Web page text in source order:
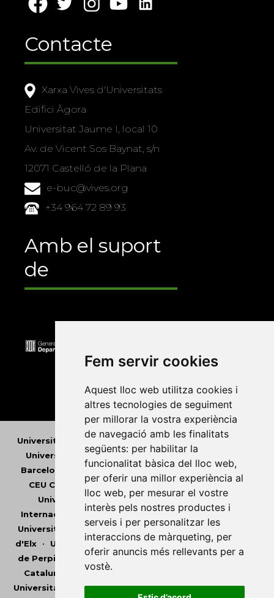
Fem servir cookies
Aquest lloc web utilitza cookies i
altres tecnologies de seguiment
per millorar la vostra experiència
de navegació amb les finalitats
següents: per habilitar la
funcionalitat bàsica del lloc web,
per oferir una millor experiència al
lloc web, per mesurar el vostre
interès pels nostres productes i
serveis i per personalitzar les
interaccions de màrqueting, per
oferir anuncis més rellevants per a
vostè.
Contacte
Xarxa Vives d'Universitats
Edifici Àgora
Universitat Jaume I, local 10
Av. de Vicent Sos Baynat, s/n
12071 Castelló de la Plana
e-buc@vives.org
+34 964 72 89 93
Amb el suport
de
Universitat Abat Oliba CEU • Universitat d'Alacant
Universitat d'Andorra•Universitat Autònoma de
Barcelona
Universitat de Barcelona •
CEU Cardenal Herrera•Universitat de Girona
Universitat de les Illes Balears•Universitat
Internacional de Catalunya•Universitat Jaume I
Universitat de Lleida•Universitat Miguel Hernández
d'Elx•Universitat Oberta de Catalunya•Universitat
de Perpinyà Via Domitia• Universitat Politècnica de
Catalunya
Universitat Politècnica de València •
Universitat Pompeu Fabra
Universitat Rovira i Virgili
Universitat de València•Universitat de Vic -